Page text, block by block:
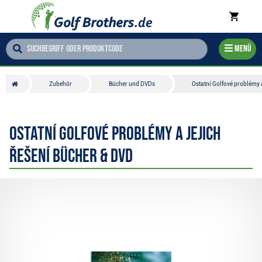
Menü
Zubehör Bücher und DVDs Ostatní Golfové problémy
Ostatní Golfové problémy a jejich
řešení Bücher & DVD